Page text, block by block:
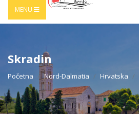
MENU
Skradin
Početna Nord-Dalmatia Hrvatska